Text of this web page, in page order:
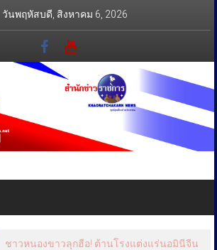
วันพฤหัสบดี, สิงหาคม 6, 2026
ชาวหนองขาวลุกฮือ! ต้านโรงแต่งแร่นอมินีจีน